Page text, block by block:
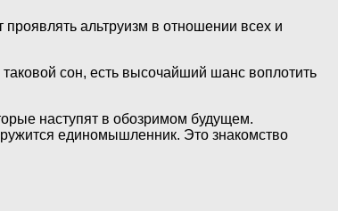
альтруизм в отношении всех и
сон, есть высочайший шанс воплотить
наступят в обозримом будущем.
единомышленник. Это знакомство